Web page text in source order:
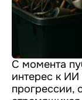
С момента
интерес к
прогрессии,